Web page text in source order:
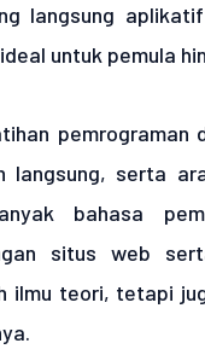
langsung
untuk pemula
langsung, serta
bahasa
situs web
ilmu teori, tetapi